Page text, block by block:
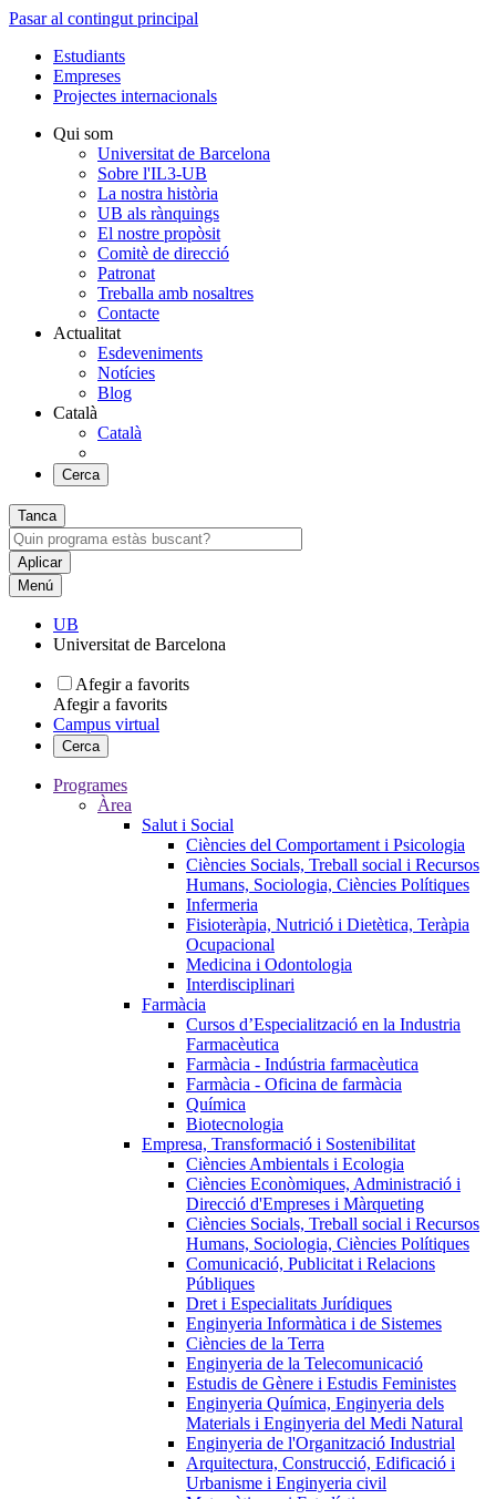
Pasar al contingut principal
Estudiants
Empreses
Projectes internacionals
Qui som
Universitat de Barcelona
Sobre l'IL3-UB
La nostra història
UB als rànquings
El nostre propòsit
Comitè de direcció
Patronat
Treballa amb nosaltres
Contacte
Actualitat
Esdeveniments
Notícies
Blog
Català
Català
Cerca
Tanca
Menú
UB
Universitat de Barcelona
Afegir a favorits
Afegir a favorits
Campus virtual
Cerca
Programes
Àrea
Salut i Social
Ciències del Comportament i Psicologia
Ciències Socials, Treball social i Recursos
Humans, Sociologia, Ciències Polítiques
Infermeria
Fisioteràpia, Nutrició i Dietètica, Teràpia
Ocupacional
Medicina i Odontologia
Interdisciplinari
Farmàcia
Cursos d’Especialització en la Industria
Farmacèutica
Farmàcia - Indústria farmacèutica
Farmàcia - Oficina de farmàcia
Química
Biotecnologia
Empresa, Transformació i Sostenibilitat
Ciències Ambientals i Ecologia
Ciències Econòmiques, Administració i
Direcció d'Empreses i Màrqueting
Ciències Socials, Treball social i Recursos
Humans, Sociologia, Ciències Polítiques
Comunicació, Publicitat i Relacions
Públiques
Dret i Especialitats Jurídiques
Enginyeria Informàtica i de Sistemes
Ciències de la Terra
Enginyeria de la Telecomunicació
Estudis de Gènere i Estudis Feministes
Enginyeria Química, Enginyeria dels
Materials i Enginyeria del Medi Natural
Enginyeria de l'Organització Industrial
Arquitectura, Construcció, Edificació i
Urbanisme i Enginyeria civil